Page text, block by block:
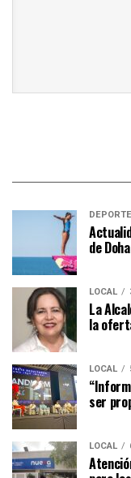
de Doha
LOCAL
La
la
LOCAL
ser
LOCAL